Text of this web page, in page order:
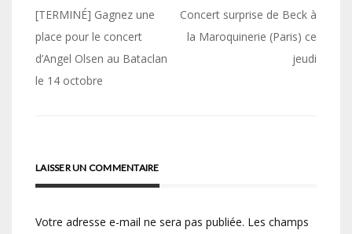
Navigation
de
l’article
[TERMINÉ] Gagnez une
place pour le concert
d’Angel Olsen au Bataclan
le 14 octobre
Concert surprise de Beck à
la Maroquinerie (Paris) ce
jeudi
LAISSER UN COMMENTAIRE
Votre adresse e-mail ne sera pas publiée. Les champs